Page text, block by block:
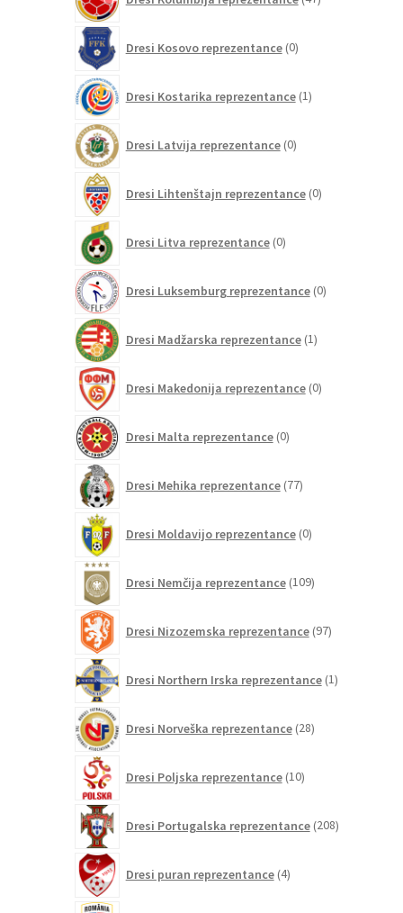
izdelkov
Dresi Kosovo reprezentance 0izdelkov
Dresi Kostarika reprezentance 1izdelek
Dresi Latvija reprezentance 0izdelkov
Dresi Lihtenštajn reprezentance 0izdelkov
Dresi Litva reprezentance 0izdelkov
Dresi Luksemburg reprezentance 0izdelkov
Dresi Madžarska reprezentance 1izdelek
Dresi Makedonija reprezentance 0izdelkov
Dresi Malta reprezentance 0izdelkov
Dresi Mehika reprezentance 77izdelkov
Dresi Moldavijo reprezentance 0izdelkov
Dresi Nemčija reprezentance 109izdelkov
Dresi Nizozemska reprezentance 97izdelkov
Dresi Northern Irska reprezentance 1izdelek
Dresi Norveška reprezentance 28izdelkov
Dresi Poljska reprezentance 10izdelkov
Dresi Portugalska reprezentance 208izdelkov
Dresi puran reprezentance 4izdelki